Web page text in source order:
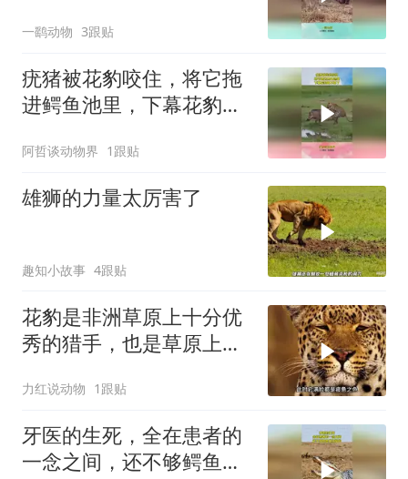
一鹞动物 3跟贴
疣猪被花豹咬住，将它拖
进鳄鱼池里，下幕花豹跑
阿哲谈动物界 1跟贴
雄狮的力量太厉害了
趣知小故事 4跟贴
花豹是非洲草原上十分优
秀的猎手，也是草原上得
力红说动物 1跟贴
牙医的生死，全在患者的
一念之间，还不够鳄鱼塞